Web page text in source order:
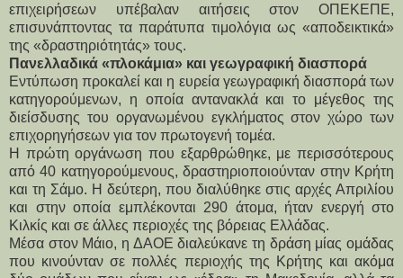
επιχειρήσεων υπέβαλαν αιτήσεις στον ΟΠΕΚΕΠΕ,
επισυνάπτοντας τα παράτυπα τιμολόγια ως «αποδεικτικά»
της «δραστηριότητάς» τους.
Πανελλαδικά «πλοκάμια» και γεωγραφική διασπορά
Εντύπωση προκαλεί και η ευρεία γεωγραφική διασπορά των
κατηγορούμενων, η οποία αντανακλά και το μέγεθος της
διείσδυσης του οργανωμένου εγκλήματος στον χώρο των
επιχορηγήσεων για τον πρωτογενή τομέα.
Η πρώτη οργάνωση που εξαρθρώθηκε, με περισσότερους
από 40 κατηγορούμενους, δραστηριοποιούνταν στην Κρήτη
και τη Σάμο. Η δεύτερη, που διαλύθηκε στις αρχές Απριλίου
και στην οποία εμπλέκονται 290 άτομα, ήταν ενεργή στο
Κιλκίς και σε άλλες περιοχές της βόρειας Ελλάδας.
Μέσα στον Μάιο, η ΔΑΟΕ διαλεύκανε τη δράση μίας ομάδας
που κινούνταν σε πολλές περιοχής της Κρήτης και ακόμα